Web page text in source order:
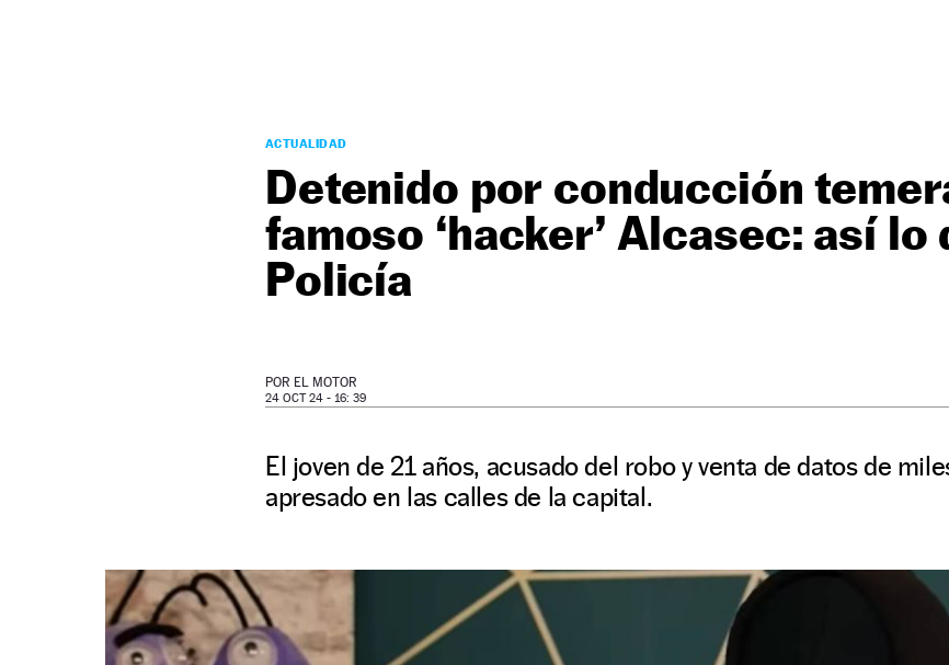
ACTUALIDAD
Detenido por conducción
famoso ‘hacker’ Alcasec: así
Policía
POR EL MOTOR
24 OCT 24 - 16: 39
El joven de 21 años, acusado del robo y venta de datos de
apresado en las calles de la capital.